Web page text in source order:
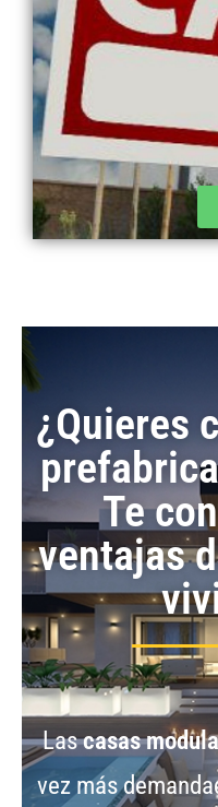
¿Quieres
Te
ventajas
Lascasas
vez más